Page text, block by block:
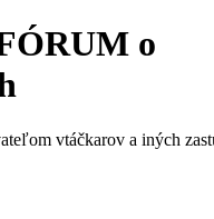
o
vtáčkarov a iných